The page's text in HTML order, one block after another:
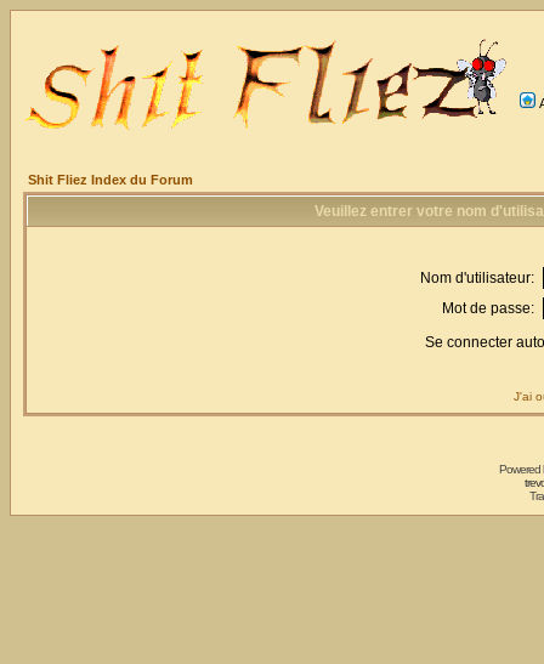
Shit Fliez Index du Forum
Veuillez entrer votre nom
Nom d'utilisateur:
Mot de passe:
Se connecter
J'ai
Powered